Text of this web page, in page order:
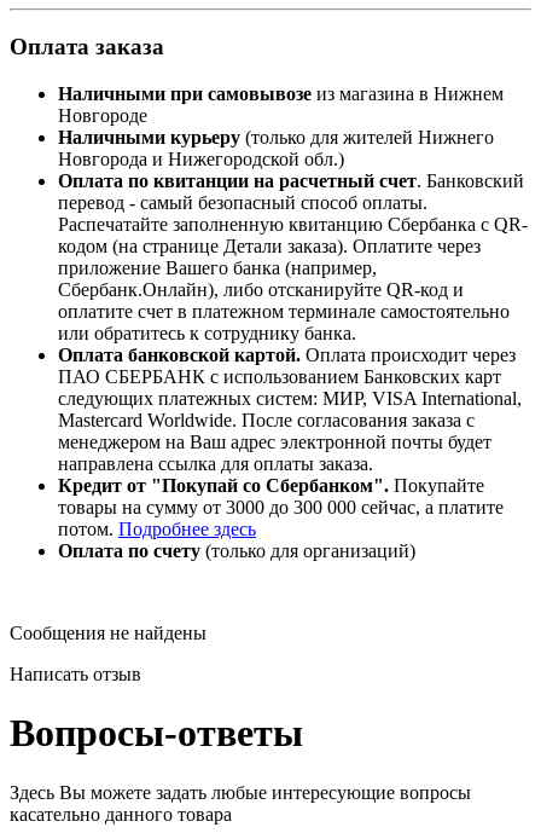
Оплата заказа
Наличными при самовывозе из магазина в Нижнем
Новгороде
Наличными курьеру (только для жителей Нижнего
Новгорода и Нижегородской обл.)
Оплата по квитанции на расчетный счет. Банковский
перевод - самый безопасный способ оплаты.
Распечатайте заполненную квитанцию Сбербанка с QR-
кодом (на странице Детали заказа). Оплатите через
приложение Вашего банка (например,
Сбербанк.Онлайн), либо отсканируйте QR-код и
оплатите счет в платежном терминале самостоятельно
или обратитесь к сотруднику банка.
Оплата банковской картой. Оплата происходит через
ПАО СБЕРБАНК с использованием Банковских карт
следующих платежных систем: МИР, VISA International,
Mastercard Worldwide. После согласования заказа с
менеджером на Ваш адрес электронной почты будет
направлена ссылка для оплаты заказа.
Кредит от "Покупай со Сбербанком". Покупайте
товары на сумму от 3000 до 300 000 сейчас, а платите
потом. Подробнее здесь
Оплата по счету (только для организаций)
Сообщения не найдены
Написать отзыв
Вопросы-ответы
Здесь Вы можете задать любые интересующие вопросы
касательно данного товара